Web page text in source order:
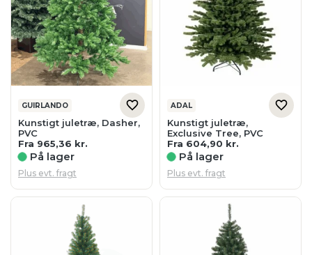
GUIRLANDO
Kunstigt juletræ, Dasher,
PVC
Fra 965,36 kr.
På lager
Plus evt. fragt
ADAL
Kunstigt juletræ,
Exclusive Tree, PVC
Fra 604,90 kr.
På lager
Plus evt. fragt